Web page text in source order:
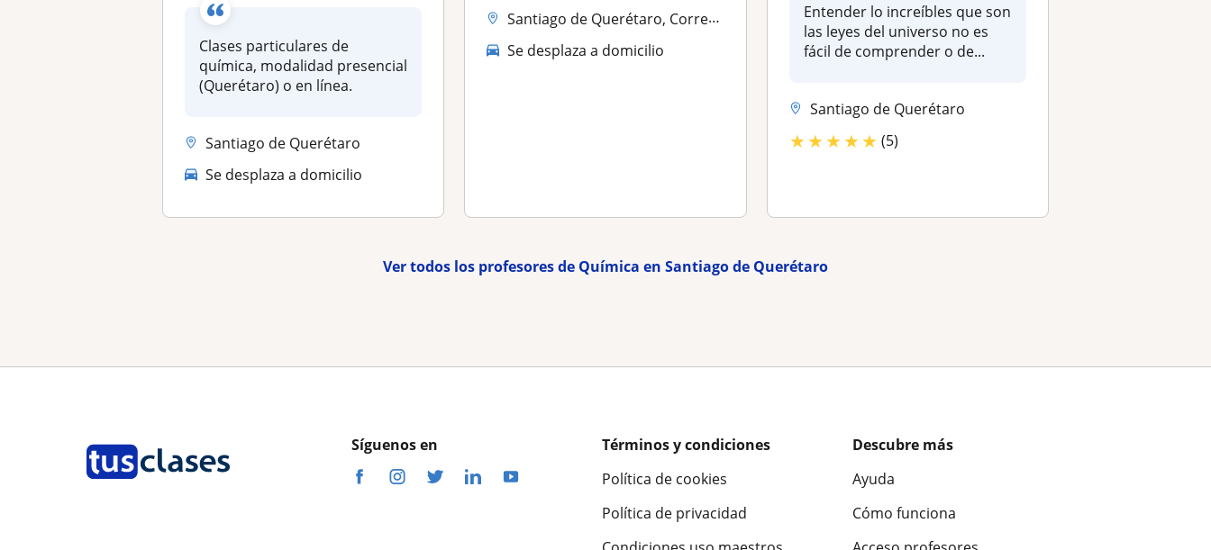
Clases particulares de
química, modalidad presencial
(Querétaro) o en línea.
Santiago de Querétaro
Se desplaza a domicilio
Santiago de Querétaro, Corregidora
Se desplaza a domicilio
Entender lo increíbles que son
las leyes del universo no es
fácil de comprender o de...
Santiago de Querétaro
★★★★★ (5)
Ver todos los profesores de Química en Santiago de Querétaro
Síguenos en
Términos y condiciones
Política de cookies
Política de privacidad
Descubre más
Ayuda
Cómo funciona